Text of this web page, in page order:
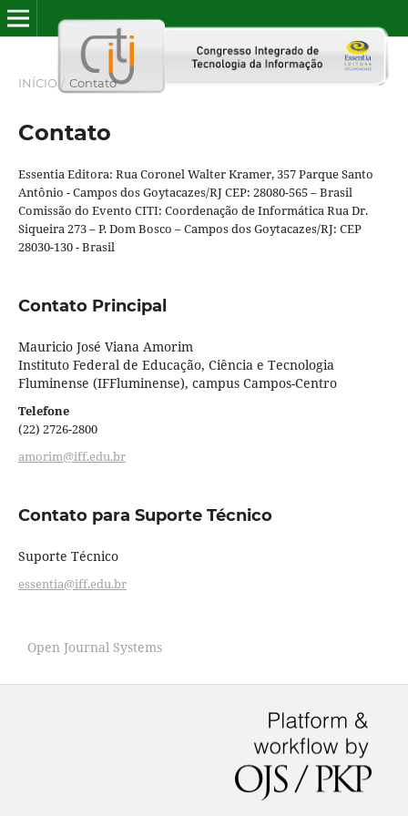
INÍCIO / Contato
Contato
Essentia Editora: Rua Coronel Walter Kramer, 357 Parque Santo
Antônio - Campos dos Goytacazes/RJ CEP: 28080-565 – Brasil
Comissão do Evento CITI: Coordenação de Informática Rua Dr.
Siqueira 273 – P. Dom Bosco – Campos dos Goytacazes/RJ: CEP
28030-130 - Brasil
Contato Principal
Mauricio José Viana Amorim
Instituto Federal de Educação, Ciência e Tecnologia
Fluminense (IFFluminense), campus Campos-Centro
Telefone
(22) 2726-2800
amorim@iff.edu.br
Contato para Suporte Técnico
Suporte Técnico
essentia@iff.edu.br
Open Journal Systems